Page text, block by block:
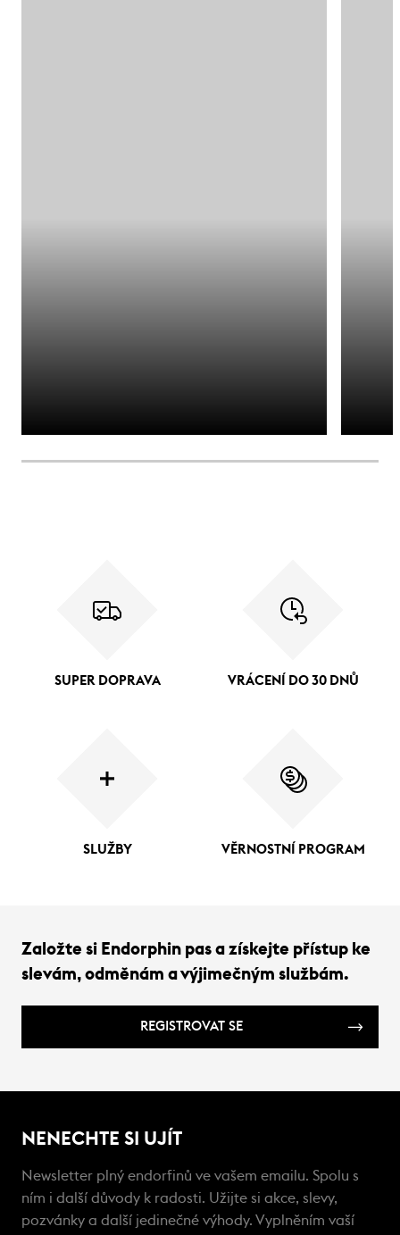
SUPER DOPRAVA VRÁCENÍ DO 30 DNŮ
SLUŽBY VĚRNOSTNÍ PROGRAM
Založte si Endorphin pas a získejte přístup ke
slevám, odměnám a výjimečným službám.
REGISTROVAT SE
NENECHTE SI UJÍT
Newsletter plný endorfinů ve vašem emailu. Spolu s
ním i další důvody k radosti. Užijte si akce, slevy,
pozvánky a další jedinečné výhody. Vyplněním vaší